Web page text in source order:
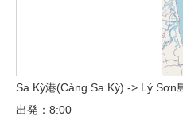
Sa Kỳ港(Cảng Sa Kỳ) -> Lý Sơn
出発：8:00